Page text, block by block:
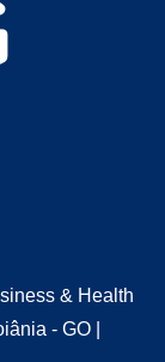
& Health
- GO |